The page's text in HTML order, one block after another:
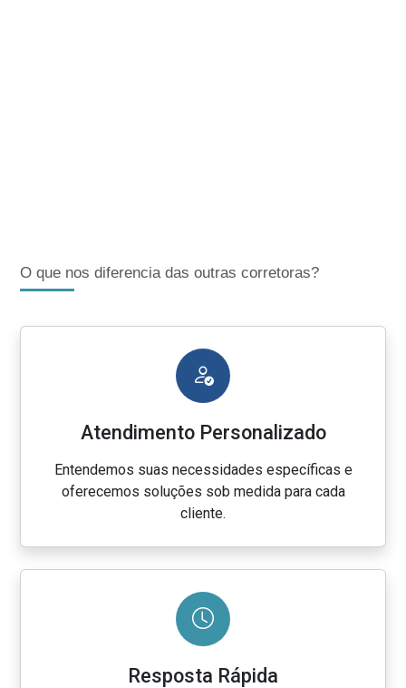
O que nos diferencia das outras corretoras?
Atendimento Personalizado
Entendemos suas necessidades específicas e
oferecemos soluções sob medida para cada
cliente.
Resposta Rápida